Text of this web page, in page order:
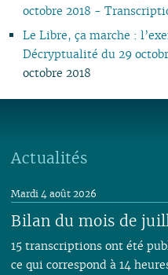
octobre 2018 -
Le Libre, ça marche :
Décryptualité du 29
octobre 2018
Actualités
Bilan du mois de
Mardi 4 août 2026
15 transcriptions ont été
ce qui correspond à 14